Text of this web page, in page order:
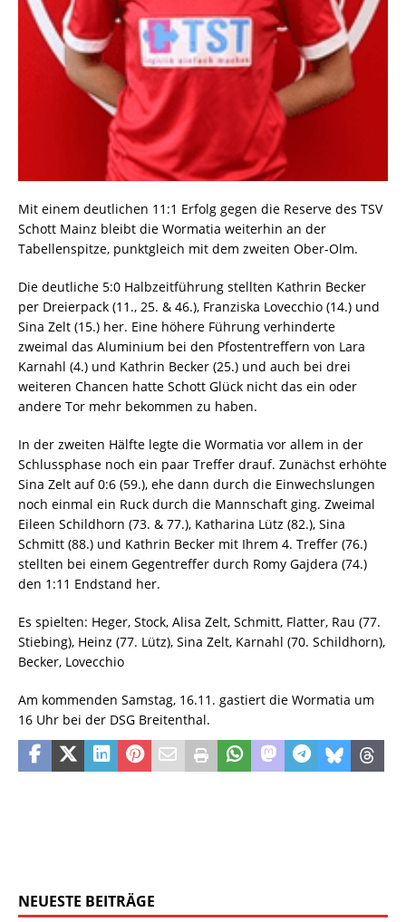
Mit einem deutlichen 11:1 Erfolg gegen die Reserve des TSV
Schott Mainz bleibt die Wormatia weiterhin an der
Tabellenspitze, punktgleich mit dem zweiten Ober-Olm.
Die deutliche 5:0 Halbzeitführung stellten Kathrin Becker
per Dreierpack (11., 25. & 46.), Franziska Lovecchio (14.) und
Sina Zelt (15.) her. Eine höhere Führung verhinderte
zweimal das Aluminium bei den Pfostentreffern von Lara
Karnahl (4.) und Kathrin Becker (25.) und auch bei drei
weiteren Chancen hatte Schott Glück nicht das ein oder
andere Tor mehr bekommen zu haben.
In der zweiten Hälfte legte die Wormatia vor allem in der
Schlussphase noch ein paar Treffer drauf. Zunächst erhöhte
Sina Zelt auf 0:6 (59.), ehe dann durch die Einwechslungen
noch einmal ein Ruck durch die Mannschaft ging. Zweimal
Eileen Schildhorn (73. & 77.), Katharina Lütz (82.), Sina
Schmitt (88.) und Kathrin Becker mit Ihrem 4. Treffer (76.)
stellten bei einem Gegentreffer durch Romy Gajdera (74.)
den 1:11 Endstand her.
Es spielten: Heger, Stock, Alisa Zelt, Schmitt, Flatter, Rau (77.
Stiebing), Heinz (77. Lütz), Sina Zelt, Karnahl (70. Schildhorn),
Becker, Lovecchio
Am kommenden Samstag, 16.11. gastiert die Wormatia um
16 Uhr bei der DSG Breitenthal.
NEUESTE BEITRÄGE